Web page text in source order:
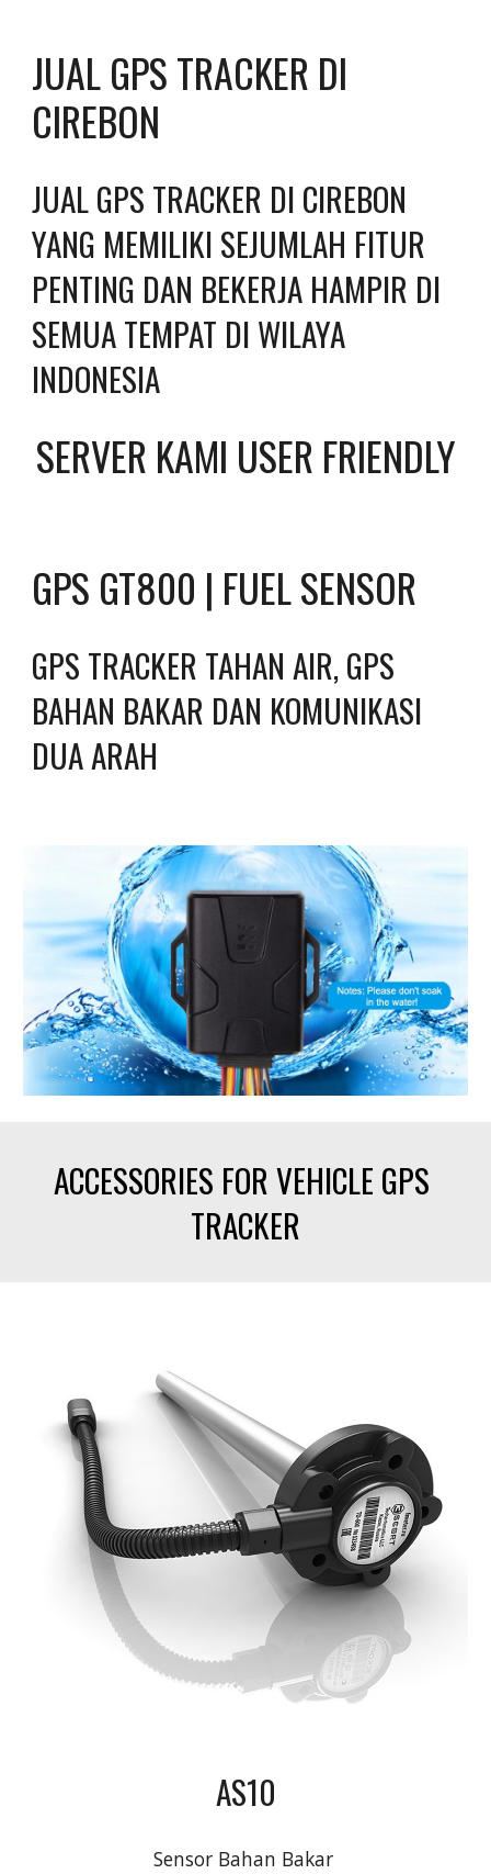
JUAL GPS TRACKER DI
CIREBON
JUAL GPS TRACKER DI CIREBON
YANG MEMILIKI SEJUMLAH FITUR
PENTING DAN BEKERJA HAMPIR DI
SEMUA TEMPAT DI WILAYA
INDONESIA
SERVER KAMI USER FRIENDLY
GPS GT800 | FUEL SENSOR
GPS TRACKER TAHAN AIR, GPS
BAHAN BAKAR DAN KOMUNIKASI
DUA ARAH
ACCESSORIES FOR VEHICLE GPS
TRACKER
AS10
Sensor Bahan Bakar